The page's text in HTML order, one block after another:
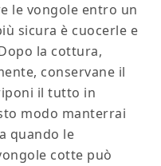
le vongole entro un
sicura è cuocerle e
la cottura,
conservane il
il tutto in
modo manterrai
quando le
cotte può